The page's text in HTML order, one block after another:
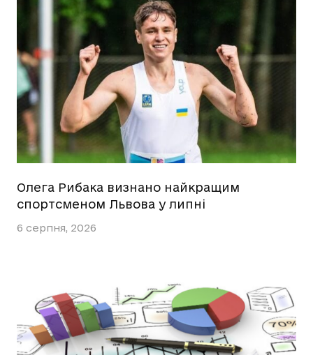
Олега Рибака визнано найкращим
спортсменом Львова у липні
6 серпня, 2026